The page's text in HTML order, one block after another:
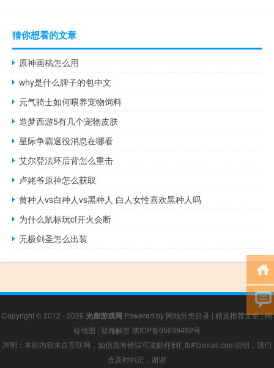
猜你想看的文章
原神画稿怎么用
why是什么牌子的包中文
元气骑士如何喂养宠物饲料
造梦西游5有几个宠物皮肤
星际争霸退役消息在哪看
艾尔登法环后背怎么重击
卢姥爷原神怎么获取
黄种人vs白种人vs黑种人 白人女性喜欢黑种人吗
为什么鼠标玩cf开火会断
无极剑圣怎么出装
Copyright © 2012 - 2026 光彪游戏网 Powered by 网站分类目录 | 精选推荐文章|网
站地图 | 疑难解答 陕ICP备05039492号
声明：本站内容来自互联网，如信息有错误可发邮件到f_fb#foxmail.com说明，我们
会及时纠正，谢谢